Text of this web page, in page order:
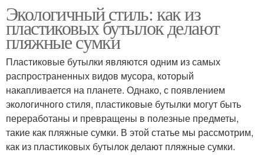
Экологичный стиль: как из
пластиковых бутылок делают
пляжные сумки
Пластиковые бутылки являются одним из самых
распространенных видов мусора, который
накапливается на планете. Однако, с появлением
экологичного стиля, пластиковые бутылки могут быть
переработаны и превращены в полезные предметы,
такие как пляжные сумки. В этой статье мы рассмотрим,
как из пластиковых бутылок делают пляжные сумки.